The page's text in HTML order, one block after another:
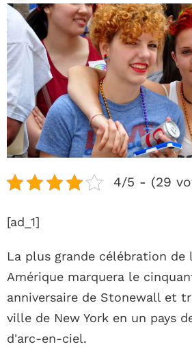
4/5 - (29
[ad_1]
La plus grande célébration de
Amérique marquera le
anniversaire de Stonewall et
ville de New York en un pays
d'arc-en-ciel.